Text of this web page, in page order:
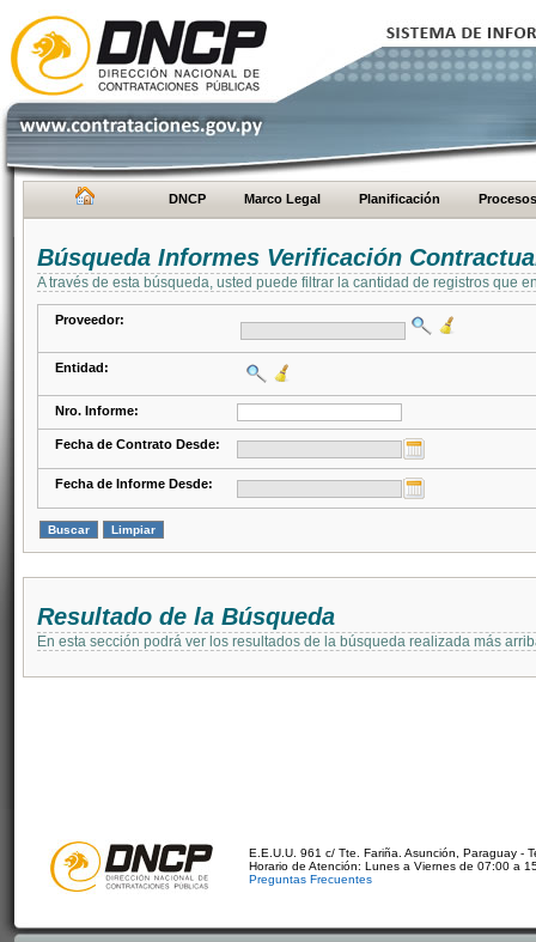
DNCP Marco Legal Planificación Procesos
Búsqueda Informes Verificación
A través de esta búsqueda, usted puede filtrar la cantidad de registros que
Proveedor:
Entidad:
Nro. Informe:
Fecha de Contrato Desde:
Fecha de Informe Desde:
Resultado de la Búsqueda
En esta sección podrá ver los resultados de la búsqueda realizada más
E.E.U.U. 961 c/ Tte. Fariña. Asunción, Paraguay -
Horario de Atención: Lunes a Viernes de 07:00 a
Preguntas Frecuentes